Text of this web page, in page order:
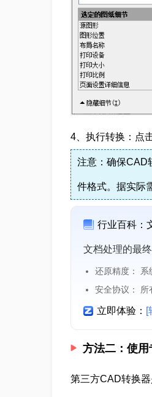
4、执行转换：点
注意：确保CAD
件格式。据实际
行业百科：
文档处理的最
还原精度： 系
安全协议： 所
立即体验： [
方法二：使
第三方CAD转换